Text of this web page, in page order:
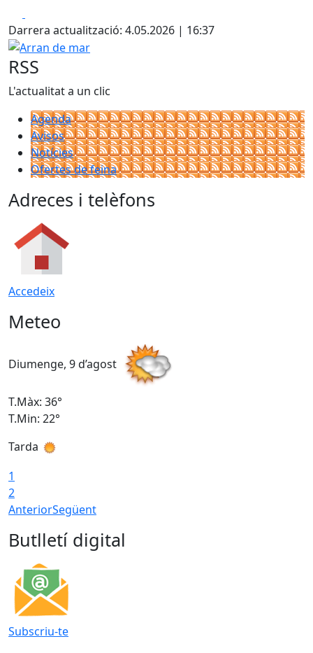
Darrera actualització: 4.05.2026 | 16:37
Arran de mar
RSS
L'actualitat a un clic
Agenda
Avisos
Notícies
Ofertes de feina
Adreces i telèfons
Accedeix
Meteo
Diumenge, 9 d’agost
T.Màx: 36°
T.Min: 22°
Tarda
1
2
AnteriorSegüent
Butlletí digital
Subscriu-te